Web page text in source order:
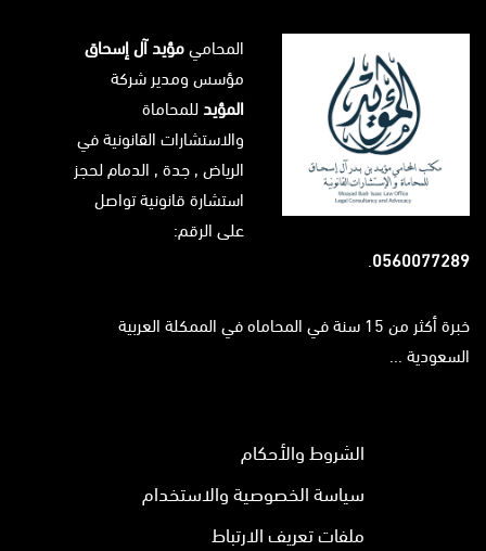
المحاميمؤيد آل إسحاق
مؤسس ومدير شركة
المؤيد للمحاماة
والاستشارات القانونية في
الرياض , جدة , الدماملحجز
استشارة قانونية تواصل
على الرقم:
0560077289
.
خبرة أكثر من 15 سنة في المحاماه في الممكلة العربية
السعودية ...
الشروط والأحكام
سياسة الخصوصية والاستخدام
ملفات تعريف الارتباط